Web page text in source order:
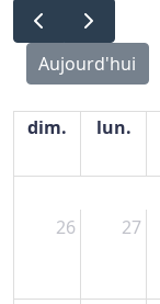
Aujourd'hui
dim. lun.
26 27